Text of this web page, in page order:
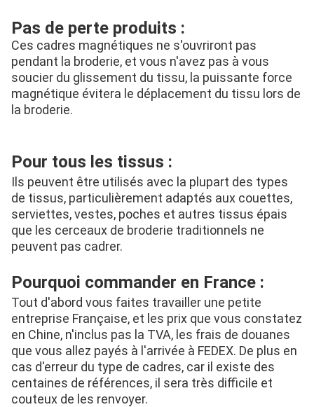
Pas de perte produits :
Ces cadres magnétiques ne s'ouvriront pas
pendant la broderie, et vous n'avez pas à vous
soucier du glissement du tissu, la puissante force
magnétique évitera le déplacement du tissu lors de
la broderie.
Pour tous les tissus :
Ils peuvent être utilisés avec la plupart des types
de tissus, particulièrement adaptés aux couettes,
serviettes, vestes, poches et autres tissus épais
que les cerceaux de broderie traditionnels ne
peuvent pas cadrer.
Pourquoi commander en France :
Tout d'abord vous faites travailler une petite
entreprise Française, et les prix que vous constatez
en Chine, n'inclus pas la TVA, les frais de douanes
que vous allez payés à l'arrivée à FEDEX. De plus en
cas d'erreur du type de cadres, car il existe des
centaines de références, il sera très difficile et
couteux de les renvoyer.